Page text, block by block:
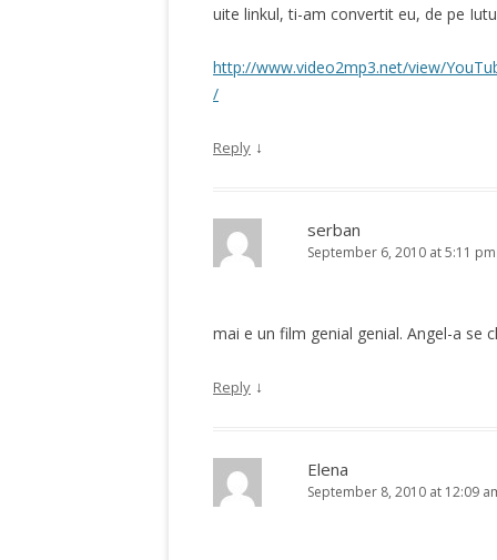
uite linkul, ti-am convertit eu, de pe
http://www.video2mp3.net/view/
/
Reply ↓
serban
September 6, 2010 at 5:11 pm
mai e un film genial genial. Angel-a se
Reply ↓
Elena
September 8, 2010 at 12:09